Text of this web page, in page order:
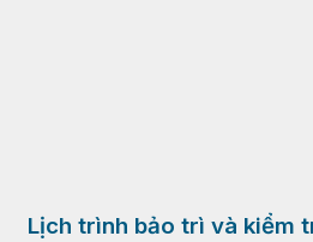
Lịch trình bảo trì và kiểm